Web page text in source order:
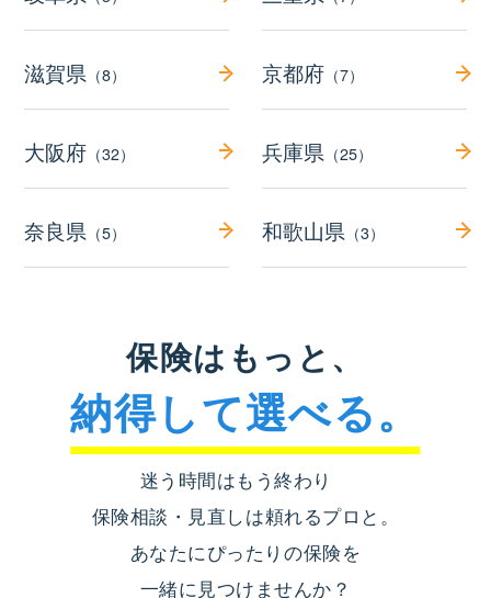
滋賀県 （8） 京都府（7）
大阪府 （32） 兵庫県（25）
奈良県 （5） 和歌山県 （3）
保険はもっと、
納得して選べる。
迷う時間はもう終わり
保険相談・見直しは頼れるプロと。
あなたにぴったりの保険を
一緒に見つけませんか？